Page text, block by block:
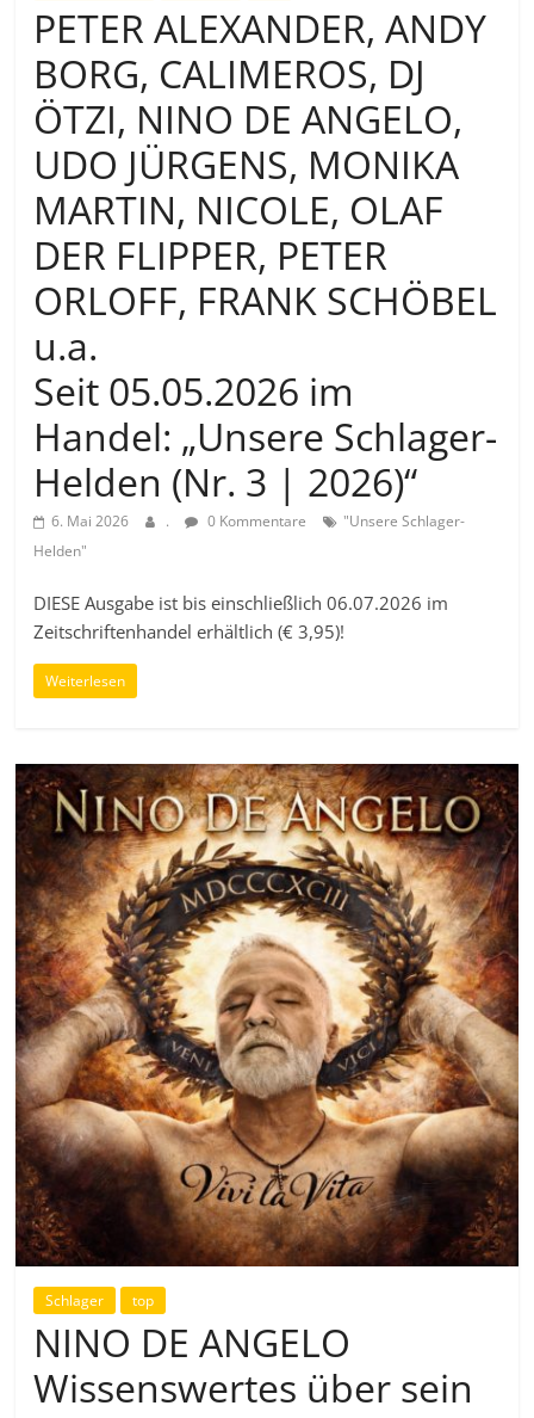
PETER ALEXANDER, ANDY
BORG, CALIMEROS, DJ
ÖTZI, NINO DE ANGELO,
UDO JÜRGENS, MONIKA
MARTIN, NICOLE, OLAF
DER FLIPPER, PETER
ORLOFF, FRANK SCHÖBEL
u.a.
Seit 05.05.2026 im
Handel: „Unsere Schlager-
Helden (Nr. 3 | 2026)“
6. Mai 2026 . 0 Kommentare
"Unsere Schlager-
Helden"
DIESE Ausgabe ist bis einschließlich 06.07.2026 im
Zeitschriftenhandel erhältlich (€ 3,95)!
Weiterlesen
Schlager top
NINO DE ANGELO
Wissenswertes über sein